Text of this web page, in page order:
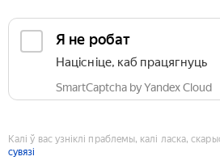
Я не робат
Націсніце, каб працягнуць
SmartCaptcha by Yandex Cloud
Калі ў вас узніклі праблемы, калі ласка,
сувязі